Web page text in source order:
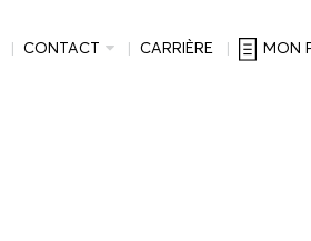
CONTACT CARRIÈRE MON